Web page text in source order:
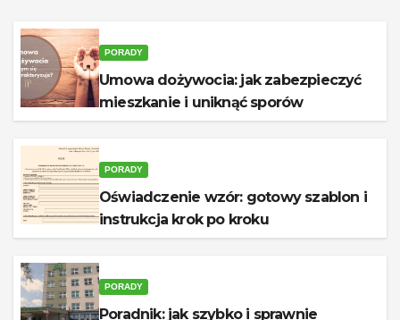
PORADY
Umowa dożywocia: jak zabezpieczyć
mieszkanie i uniknąć sporów
PORADY
Oświadczenie wzór: gotowy szablon i
instrukcja krok po kroku
PORADY
Poradnik: jak szybko i sprawnie